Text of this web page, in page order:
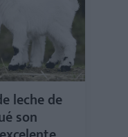
leche de
son